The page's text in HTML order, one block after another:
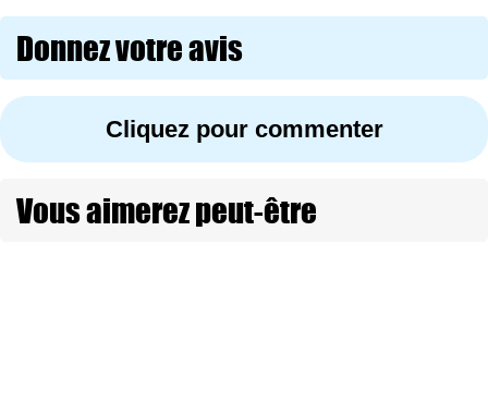
Donnez votre avis
Cliquez pour commenter
Vous aimerez peut-être